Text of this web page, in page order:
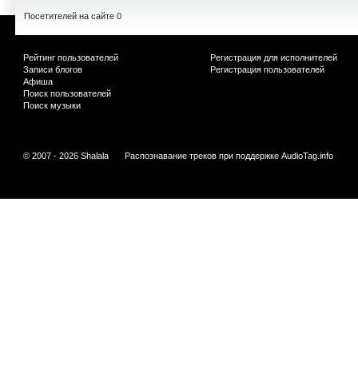
Посетителей на сайте 0
Рейтинг пользователей
Записи блогов
Афиша
Поиск пользователей
Поиск музыки
Регистрация для исполнителей
Регистрация пользователей
© 2007 - 2026 Shalala Распознавание треков при поддержке AudioTag.info